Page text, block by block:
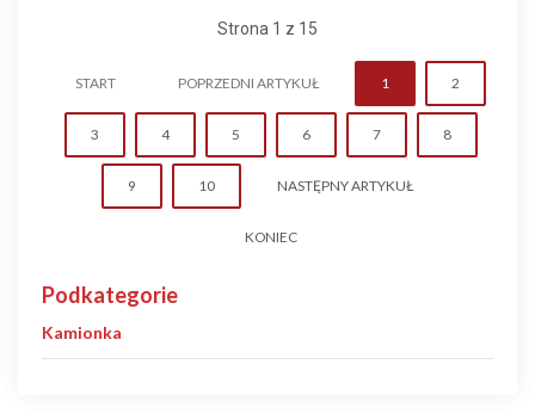
Strona 1 z 15
START POPRZEDNI ARTYKUŁ 1 2
3 4 5 6 7 8
9 10 NASTĘPNY ARTYKUŁ
KONIEC
Podkategorie
Kamionka